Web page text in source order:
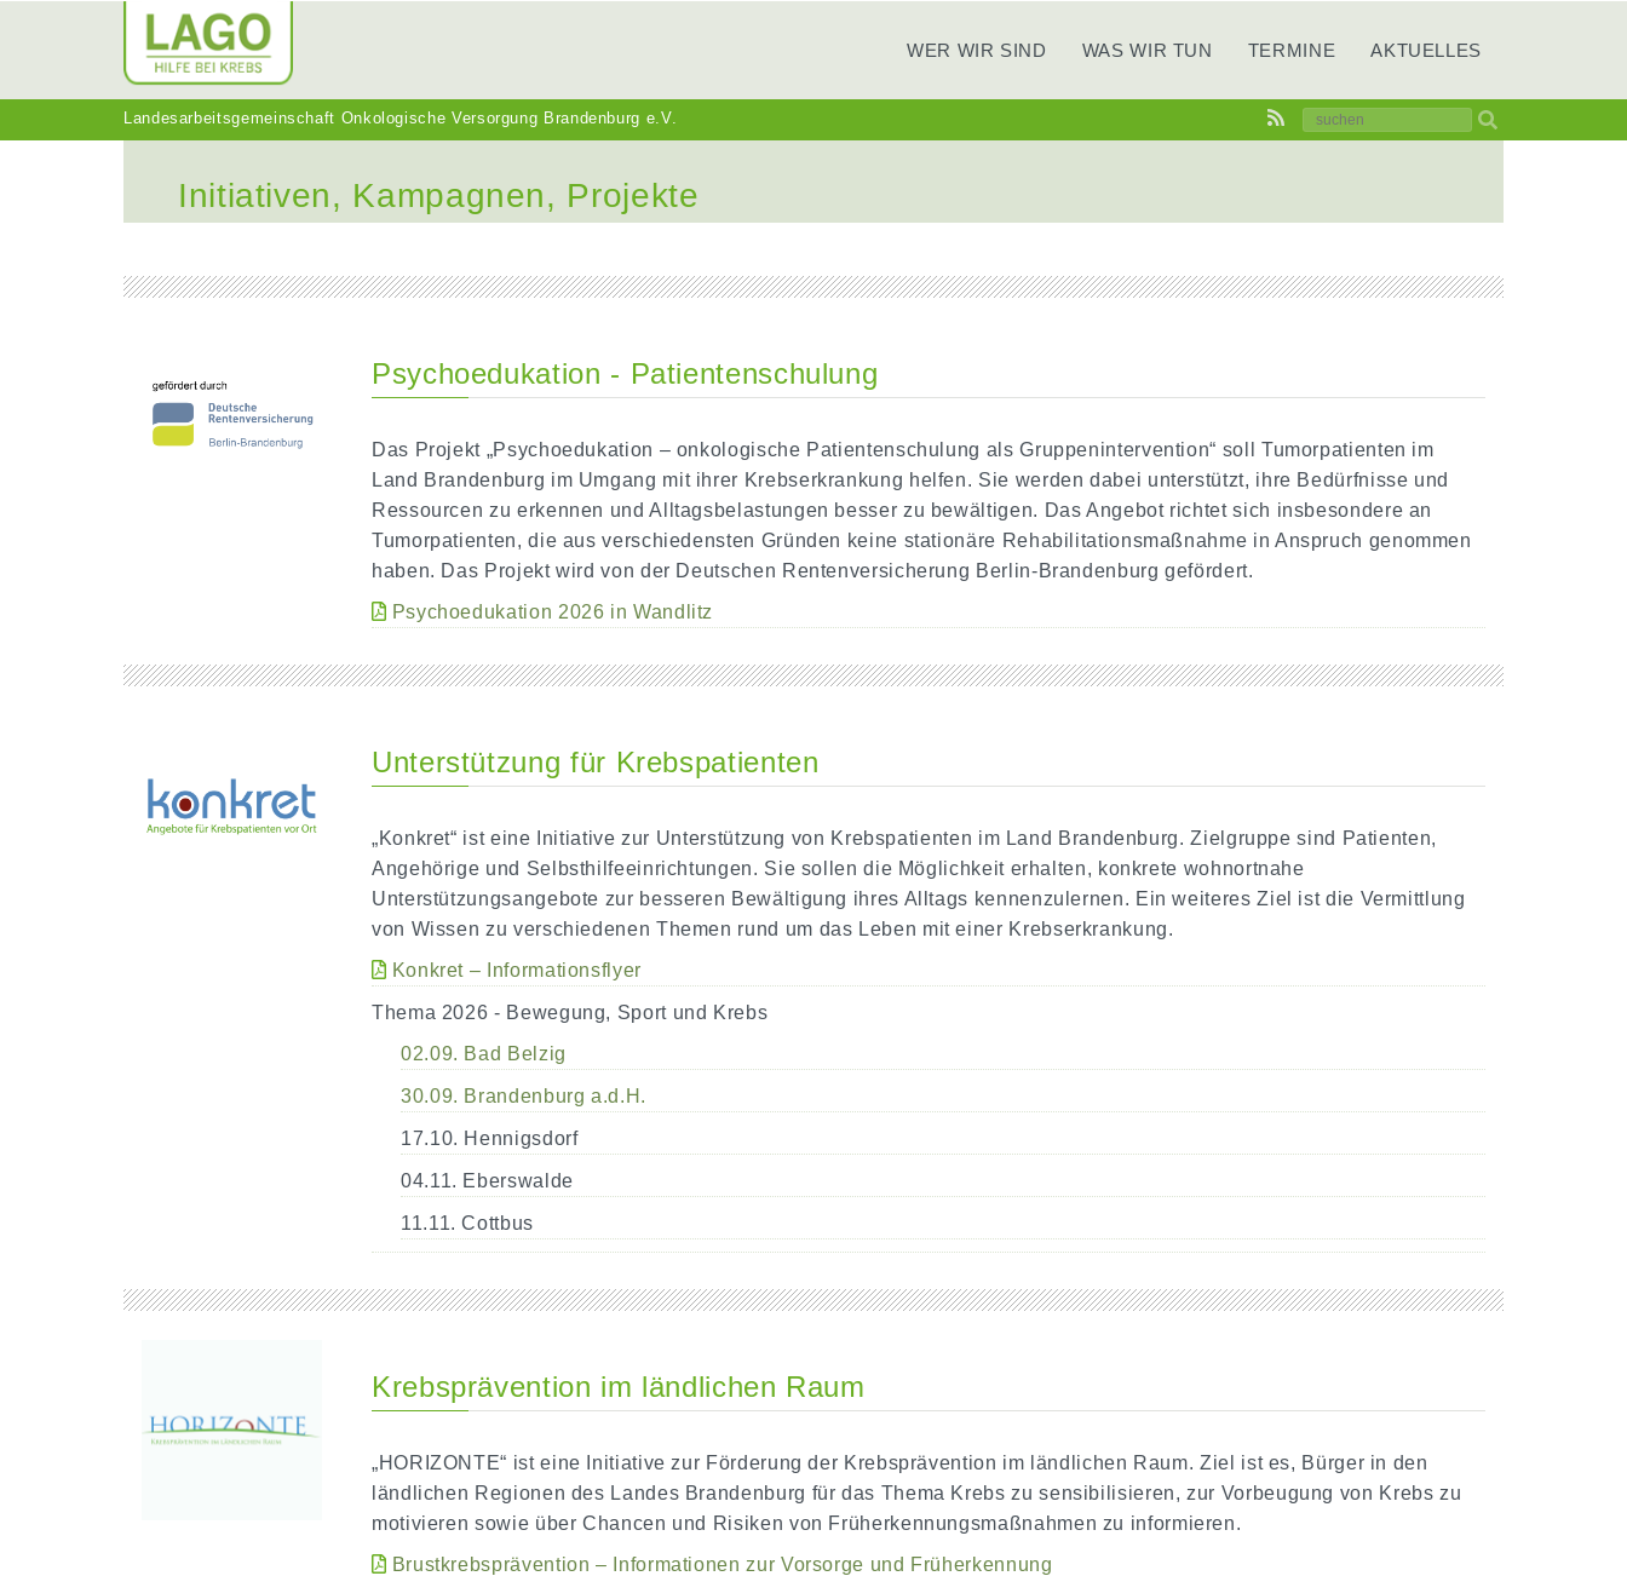
WER WIR SIND WAS WIR TUN TERMINE AKTUELLES
Landesarbeitsgemeinschaft Onkologische Versorgung Brandenburg e.V.
Initiativen, Kampagnen, Projekte
Psychoedukation - Patientenschulung
Das Projekt „Psychoedukation – onkologische Patientenschulung als Gruppenintervention“ soll Tumorpatienten im
Land Brandenburg im Umgang mit ihrer Krebserkrankung helfen. Sie werden dabei unterstützt, ihre Bedürfnisse und
Ressourcen zu erkennen und Alltagsbelastungen besser zu bewältigen. Das Angebot richtet sich insbesondere an
Tumorpatienten, die aus verschiedensten Gründen keine stationäre Rehabilitationsmaßnahme in Anspruch genommen
haben. Das Projekt wird von der Deutschen Rentenversicherung Berlin-Brandenburg gefördert.
Psychoedukation 2026 in Wandlitz
Unterstützung für Krebspatienten
„Konkret“ ist eine Initiative zur Unterstützung von Krebspatienten im Land Brandenburg. Zielgruppe sind Patienten,
Angehörige und Selbsthilfeeinrichtungen. Sie sollen die Möglichkeit erhalten, konkrete wohnortnahe
Unterstützungsangebote zur besseren Bewältigung ihres Alltags kennenzulernen. Ein weiteres Ziel ist die Vermittlung
von Wissen zu verschiedenen Themen rund um das Leben mit einer Krebserkrankung.
Konkret – Informationsflyer
Thema 2026 - Bewegung, Sport und Krebs
02.09. Bad Belzig
30.09. Brandenburg a.d.H.
17.10. Hennigsdorf
04.11. Eberswalde
11.11. Cottbus
Krebsprävention im ländlichen Raum
„HORIZONTE“ ist eine Initiative zur Förderung der Krebsprävention im ländlichen Raum. Ziel ist es, Bürger in den
ländlichen Regionen des Landes Brandenburg für das Thema Krebs zu sensibilisieren, zur Vorbeugung von Krebs zu
motivieren sowie über Chancen und Risiken von Früherkennungsmaßnahmen zu informieren.
Brustkrebsprävention – Informationen zur Vorsorge und Früherkennung